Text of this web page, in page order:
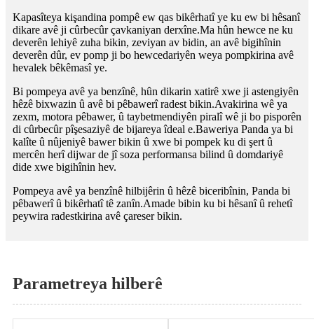
Kapasîteya kişandina pompê ew qas bikêrhatî ye ku ew bi hêsanî
dikare avê ji cûrbecûr çavkaniyan derxîne.Ma hûn hewce ne ku
deverên lehiyê zuha bikin, zeviyan av bidin, an avê bigihînin
deverên dûr, ev pomp ji bo hewcedariyên weya pompkirina avê
hevalek bêkêmasî ye.
Bi pompeya avê ya benzînê, hûn dikarin xatirê xwe ji astengiyên
hêzê bixwazin û avê bi pêbawerî radest bikin.Avakirina wê ya
zexm, motora pêbawer, û taybetmendiyên piralî wê ji bo pisporên
di cûrbecûr pîşesaziyê de bijareya îdeal e.Baweriya Panda ya bi
kalîte û nûjeniyê bawer bikin û xwe bi pompek ku di şert û
mercên herî dijwar de jî soza performansa bilind û domdariyê
dide xwe bigihînin hev.
Pompeya avê ya benzînê hilbijêrin û hêzê biceribînin, Panda bi
pêbawerî û bikêrhatî tê zanîn.Amade bibin ku bi hêsanî û rehetî
peywira radestkirina avê çareser bikin.
Parametreya hilberê